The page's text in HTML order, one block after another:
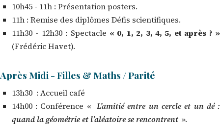
10h45 - 11h : Présentation posters.
11h : Remise des diplômes Défis scientifiques.
11h30 - 12h30 : Spectacle « 0, 1, 2, 3, 4, 5, et après ? »
(Frédéric Havet).
Après Midi - Filles & Maths / Parité
13h30 : Accueil café
14h00 : Conférence « L’amitié entre un cercle et un dé :
quand la géométrie et l’aléatoire se rencontrent ».